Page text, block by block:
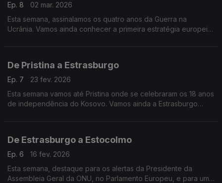
Ep. 8
02 mar. 2026
Esta semana, assinalamos os quatro anos da Guerra na
Ucrânia. Vamos ainda conhecer a primeira estratégia europeia
De Pristina a Estrasburgo
Ep. 7
23 fev. 2026
Esta semana vamos até Pristina onde se celebraram os 18 anos
de independência do Kosovo. Vamos ainda a Estrasburgo
De Estrasburgo a Estocolmo
Ep. 6
16 fev. 2026
Esta semana, destaque para os alertas da Presidente da
Assembleia Geral da ONU, no Parlamento Europeu, e para uma